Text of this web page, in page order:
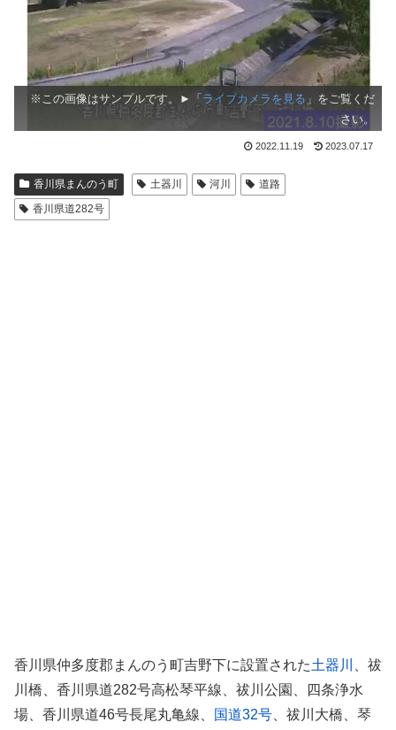
※この画像はサンプルです。►「 ライブカメラを見る 」をご覧くだ
さい。
2022.11.19 2023.07.17
香川県まんのう町 土器川 河川
道路
香川県道282号
香川県仲多度郡まんのう町吉野下に設置された土器川
、祓
川橋、香川県道282号高松琴平線、祓川公園、四条浄水
場、香川県道46号長尾丸亀線、
国道32号 、祓川大橋、琴